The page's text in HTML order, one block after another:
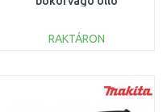
RAKTÁRON
Összehasonlítás